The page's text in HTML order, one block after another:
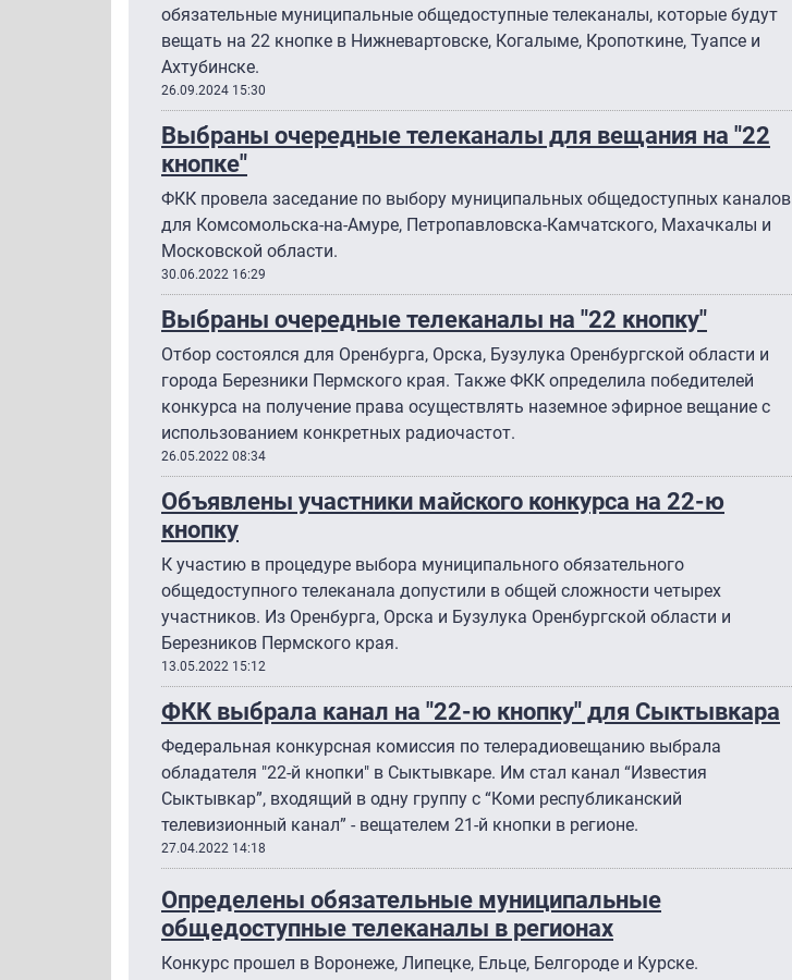
обязательные муниципальные общедоступные телеканалы, которые будут
вещать на 22 кнопке в Нижневартовске, Когалыме, Кропоткине, Туапсе и
Ахтубинске.
26.09.2024 15:30
Выбраны очередные телеканалы для вещания на "22
кнопке"
ФКК провела заседание по выбору муниципальных общедоступных каналов
для Комсомольска-на-Амуре, Петропавловска-Камчатского, Махачкалы и
Московской области.
30.06.2022 16:29
Выбраны очередные телеканалы на "22 кнопку"
Отбор состоялся для Оренбурга, Орска, Бузулука Оренбургской области и
города Березники Пермского края. Также ФКК определила победителей
конкурса на получение права осуществлять наземное эфирное вещание с
использованием конкретных радиочастот.
26.05.2022 08:34
Объявлены участники майского конкурса на 22-ю
кнопку
К участию в процедуре выбора муниципального обязательного
общедоступного телеканала допустили в общей сложности четырех
участников. Из Оренбурга, Орска и Бузулука Оренбургской области и
Березников Пермского края.
13.05.2022 15:12
ФКК выбрала канал на "22-ю кнопку" для Сыктывкара
Федеральная конкурсная комиссия по телерадиовещанию выбрала
обладателя "22-й кнопки" в Сыктывкаре. Им стал канал “Известия
Сыктывкар”, входящий в одну группу с “Коми республиканский
телевизионный канал” - вещателем 21-й кнопки в регионе.
27.04.2022 14:18
Определены обязательные муниципальные
общедоступные телеканалы в регионах
Конкурс прошел в Воронеже, Липецке, Ельце, Белгороде и Курске.